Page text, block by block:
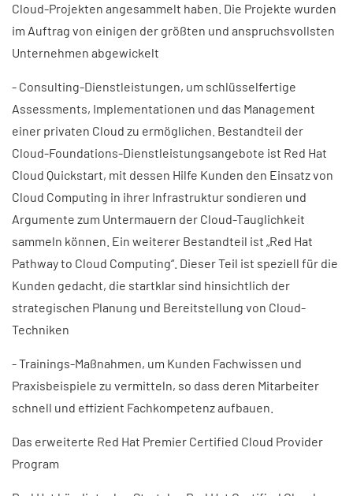
Cloud-Projekten angesammelt haben. Die Projekte wurden
im Auftrag von einigen der größten und anspruchsvollsten
Unternehmen abgewickelt
- Consulting-Dienstleistungen, um schlüsselfertige
Assessments, Implementationen und das Management
einer privaten Cloud zu ermöglichen. Bestandteil der
Cloud-Foundations-Dienstleistungsangebote ist Red Hat
Cloud Quickstart, mit dessen Hilfe Kunden den Einsatz von
Cloud Computing in ihrer Infrastruktur sondieren und
Argumente zum Untermauern der Cloud-Tauglichkeit
sammeln können. Ein weiterer Bestandteil ist „Red Hat
Pathway to Cloud Computing“. Dieser Teil ist speziell für die
Kunden gedacht, die startklar sind hinsichtlich der
strategischen Planung und Bereitstellung von Cloud-
Techniken
- Trainings-Maßnahmen, um Kunden Fachwissen und
Praxisbeispiele zu vermitteln, so dass deren Mitarbeiter
schnell und effizient Fachkompetenz aufbauen.
Das erweiterte Red Hat Premier Certified Cloud Provider
Program